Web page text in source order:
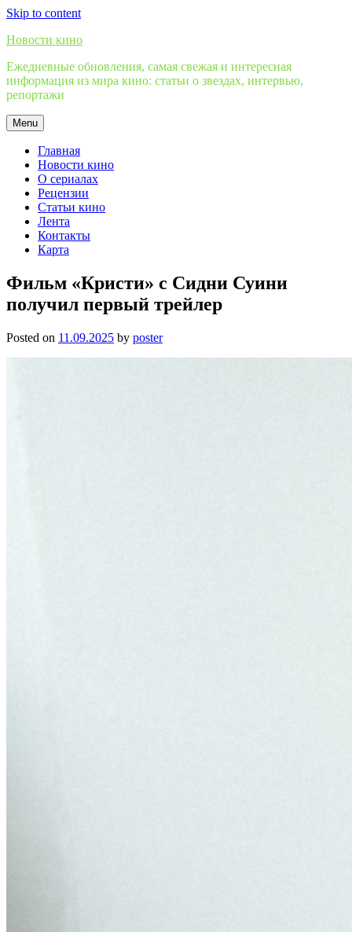
Skip to content
Новости кино
Ежедневные обновления, самая свежая и интересная
информация из мира кино: статьи о звездах, интервью,
репортажи
Menu
Главная
Новости кино
О сериалах
Рецензии
Статьи кино
Лента
Контакты
Карта
Фильм «Кристи» с Сидни Суини
получил первый трейлер
Posted on 11.09.2025 by poster